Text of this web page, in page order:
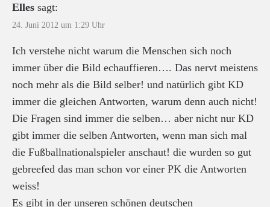
Elles sagt:
24. Juni 2012 um 1:29 Uhr
Ich verstehe nicht warum die Menschen sich noch
immer über die Bild echauffieren…. Das nervt meistens
noch mehr als die Bild selber! und natürlich gibt KD
immer die gleichen Antworten, warum denn auch nicht!
Die Fragen sind immer die selben… aber nicht nur KD
gibt immer die selben Antworten, wenn man sich mal
die Fußballnationalspieler anschaut! die wurden so gut
gebreefed das man schon vor einer PK die Antworten
weiss!
Es gibt in der unseren schönen deutschen